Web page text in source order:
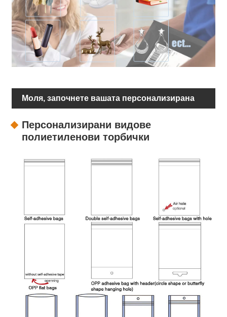
Моля, започнете вашата персонализирана
Персонализирани видове
полиетиленови торбички